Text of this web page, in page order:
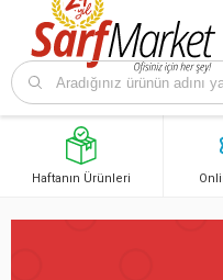
5000 TL ve Üzeri
ve
Haftanın Ürünleri